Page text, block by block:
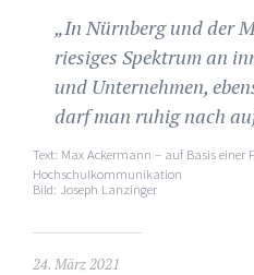
„In Nürnberg und der
riesiges Spektrum an
und Unternehmen,
darf man ruhig nach
Text: Max Ackermann – auf Basis einer
Hochschulkommunikation
Bild: Joseph Lanzinger
24. März 2021